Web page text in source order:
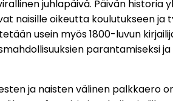
juhlapäivä. Päivän historia
naisille oikeutta koulutukseen ja
usein myös 1800-luvun
parantamiseksi
ja naisten välinen palkkaero